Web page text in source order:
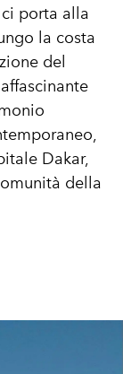
porta alla
la costa
del
Dakar,
della